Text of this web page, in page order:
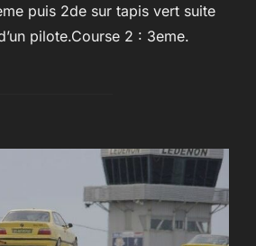
puis 2de sur tapis vert suite
pilote.Course 2 : 3eme.